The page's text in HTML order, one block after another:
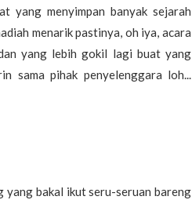
yang menyimpan banyak sejarah
menarik pastinya, oh iya, acara
yang lebih gokil lagi buat yang
sama pihak penyelenggara loh...
yang bakal ikut seru-seruan bareng